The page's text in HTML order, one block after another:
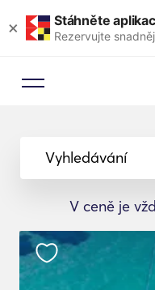
× Stáhněte
Rezervujte
Vyhledávání
V ceně je